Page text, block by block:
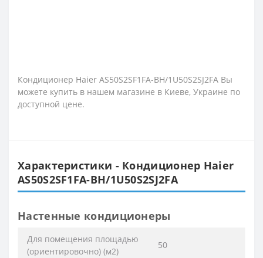
Кондиционер Haier AS50S2SF1FA-BH/1U50S2SJ2FA Вы
можете купить в нашем магазине в Киеве, Украине по
доступной цене.
Характеристики - Кондиционер Haier
AS50S2SF1FA-BH/1U50S2SJ2FA
Настенные кондиционеры
Для помещения площадью
(ориентировочно) (м2)
50